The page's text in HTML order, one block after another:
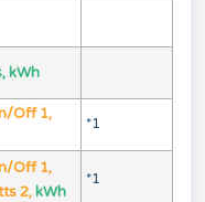
kWh
Off 1,
*1
Off 1,
2, kWh
*1